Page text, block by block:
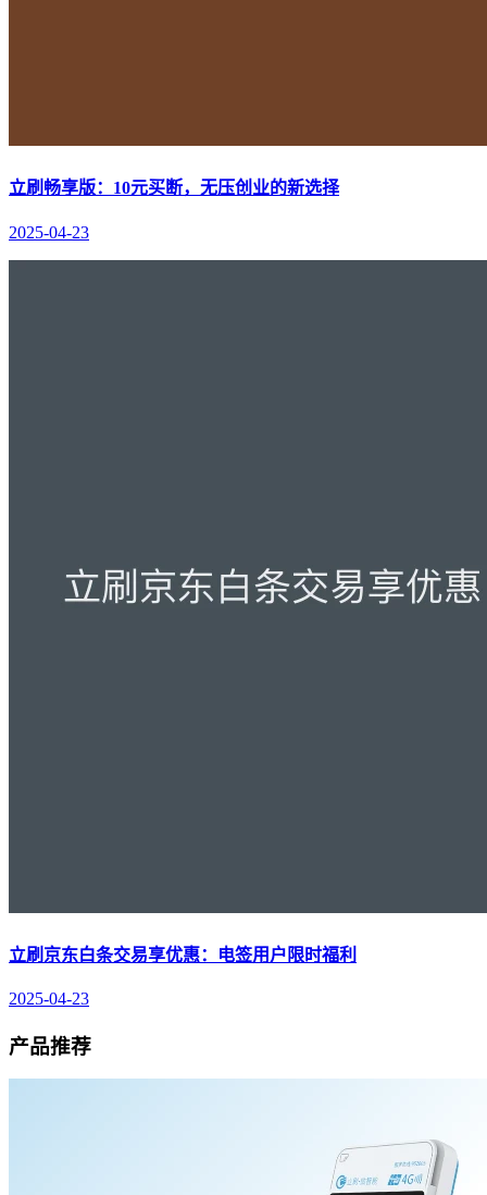
立刷畅享版：10元买断，无压创业的新选择
2025-04-23
立刷京东白条交易享优惠：电签用户限时福利
2025-04-23
产品推荐